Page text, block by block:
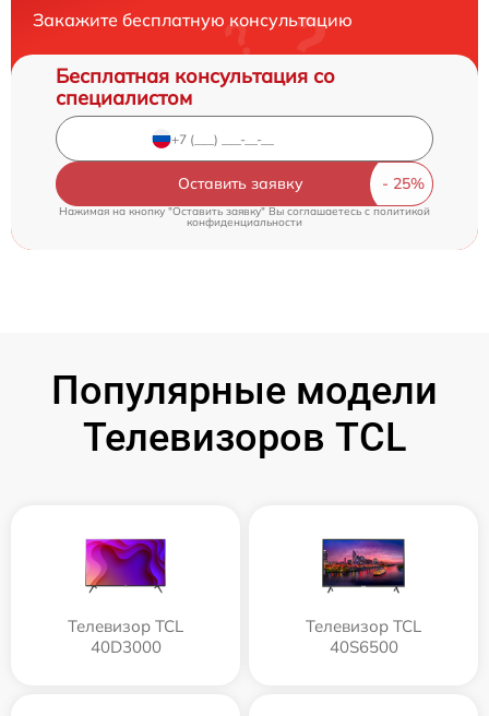
Закажите бесплатную консультацию
Бесплатная консультация со
специалистом
Оставить заявку
Нажимая на кнопку "Оставить заявку" Вы соглашаетесь cполитикой
конфиденциальности
Популярные модели
Телевизоров TCL
Телевизор TCL
40D3000
Телевизор TCL
40S6500